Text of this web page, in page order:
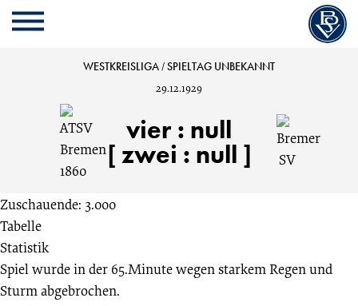
Cookie
Einstellungen
Zum
Inhalt
Cookie
Einstellungen
Kopfbereich
MENU
Bremen
vs.
Bremer
SV
WESTKREISLIGA /SPIELTAG UNBEKANNT
29.12.1929
vier : null
[ zwei : null ]
Zuschauende: 3.000
Tabelle
Statistik
Spiel wurde in der 65.Minute wegen starkem Regen und
Sturm abgebrochen.